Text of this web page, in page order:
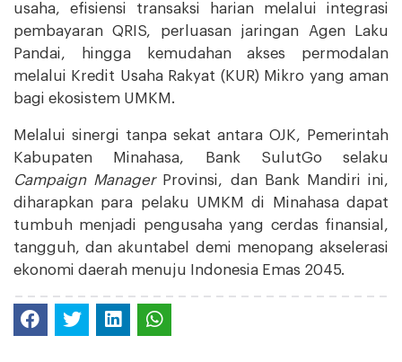
usaha, efisiensi transaksi harian melalui integrasi
pembayaran QRIS, perluasan jaringan Agen Laku
Pandai, hingga kemudahan akses permodalan
melalui Kredit Usaha Rakyat (KUR) Mikro yang aman
bagi ekosistem UMKM.
Melalui sinergi tanpa sekat antara OJK, Pemerintah
Kabupaten Minahasa, Bank SulutGo selaku
Campaign ManagerProvinsi, dan Bank Mandiri ini,
diharapkan para pelaku UMKM di Minahasa dapat
tumbuh menjadi pengusaha yang cerdas finansial,
tangguh, dan akuntabel demi menopang akselerasi
ekonomi daerah menuju Indonesia Emas 2045.